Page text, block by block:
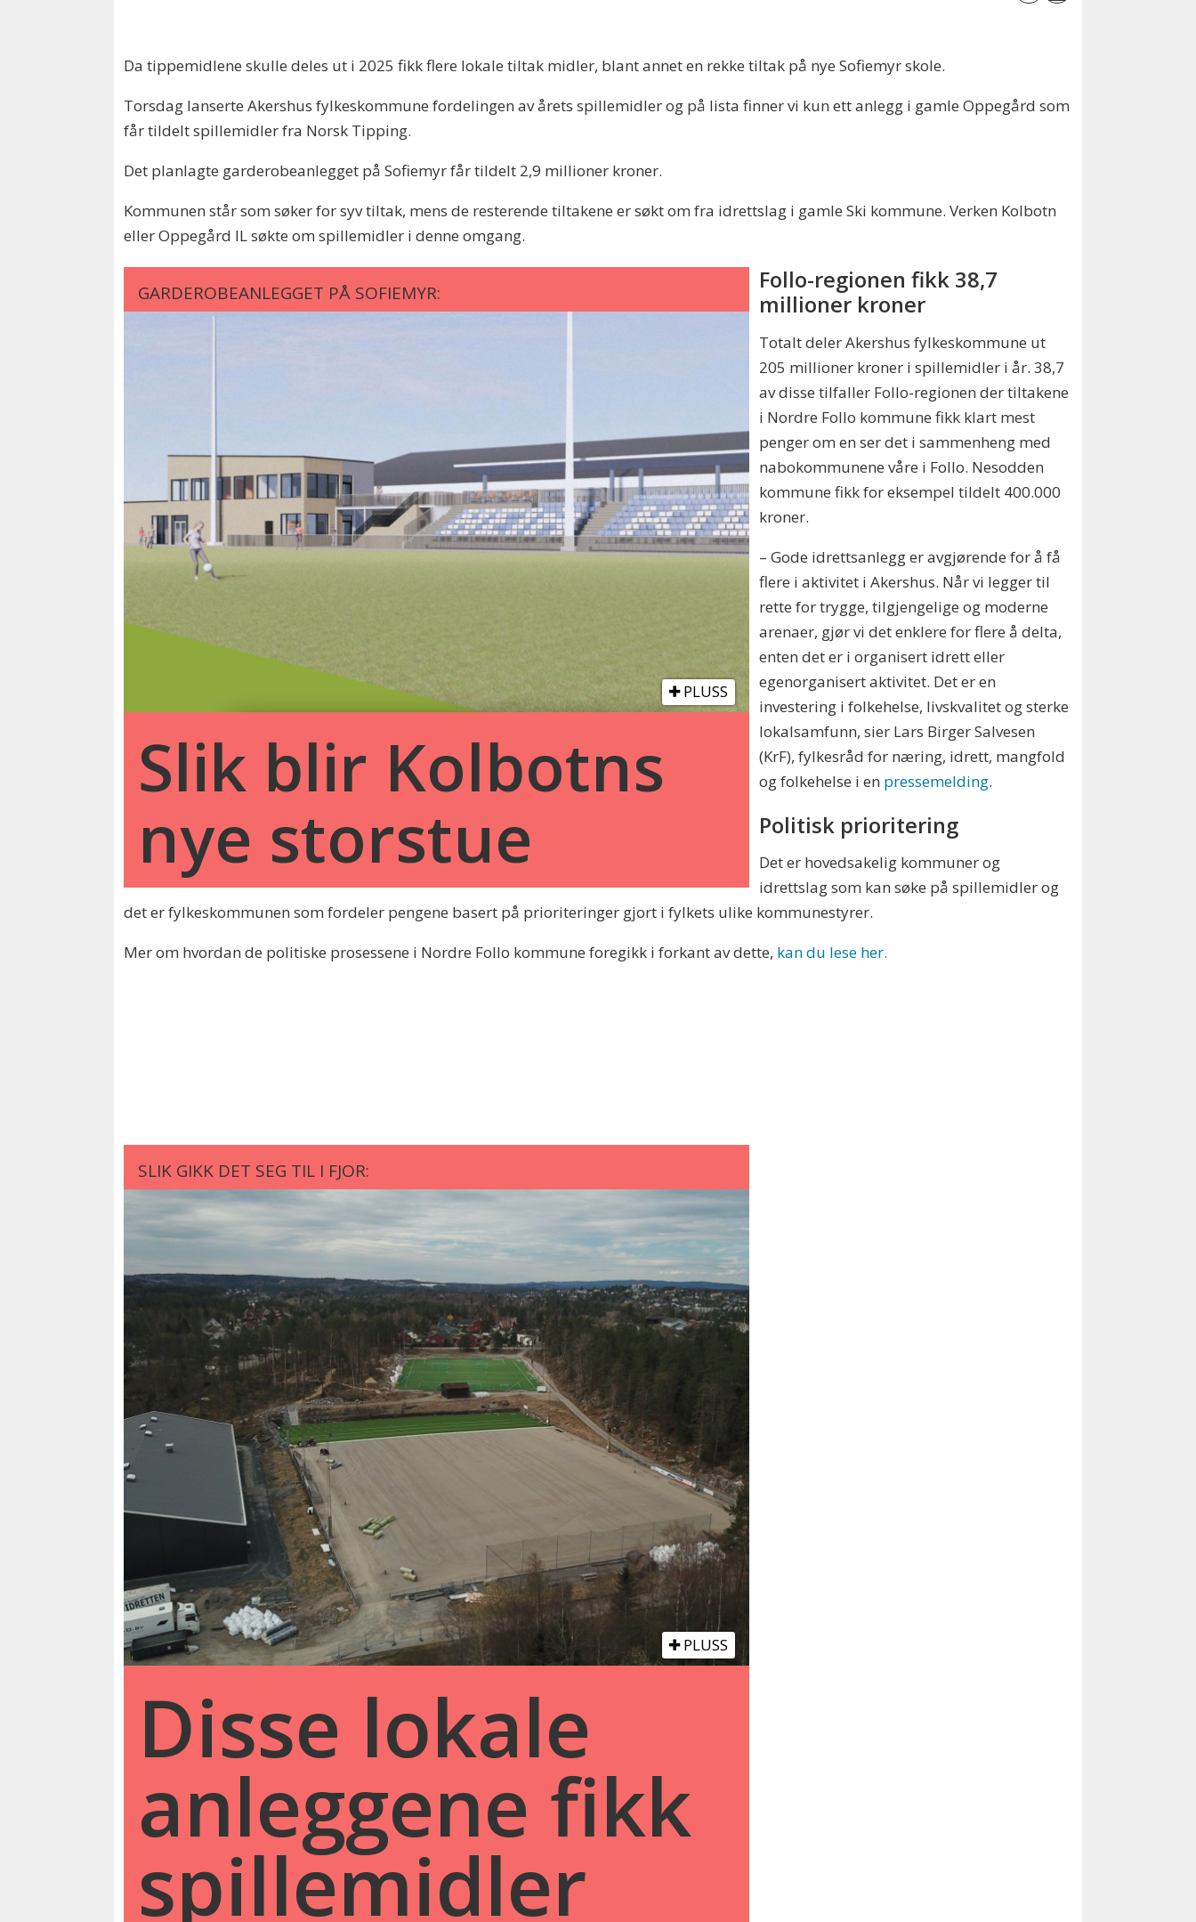
Da tippemidlene skulle deles ut i 2025 fikk flere lokale tiltak midler, blant annet en rekke tiltak på nye Sofiemyr skole.
Torsdag lanserte Akershus fylkeskommune fordelingen av årets spillemidler og på lista finner vi kun ett anlegg i gamle Oppegård som
får tildelt spillemidler fra Norsk Tipping.
Det planlagte garderobeanlegget på Sofiemyr får tildelt 2,9 millioner kroner.
Kommunen står som søker for syv tiltak, mens de resterende tiltakene er søkt om fra idrettslag i gamle Ski kommune. Verken Kolbotn
eller Oppegård IL søkte om spillemidler i denne omgang.
GARDEROBEANLEGGET PÅ SOFIEMYR:
PLUSS
Slik blir Kolbotns
nye storstue
Follo-regionen fikk 38,7
millioner kroner
Totalt deler Akershus fylkeskommune ut
205 millioner kroner i spillemidler i år. 38,7
av disse tilfaller Follo-regionen der tiltakene
i Nordre Follo kommune fikk klart mest
penger om en ser det i sammenheng med
nabokommunene våre i Follo. Nesodden
kommune fikk for eksempel tildelt 400.000
kroner.
– Gode idrettsanlegg er avgjørende for å få
flere i aktivitet i Akershus. Når vi legger til
rette for trygge, tilgjengelige og moderne
arenaer, gjør vi det enklere for flere å delta,
enten det er i organisert idrett eller
egenorganisert aktivitet. Det er en
investering i folkehelse, livskvalitet og sterke
lokalsamfunn, sier Lars Birger Salvesen
(KrF), fylkesråd for næring, idrett, mangfold
og folkehelse i en pressemelding.
Politisk prioritering
Det er hovedsakelig kommuner og
idrettslag som kan søke på spillemidler og
det er fylkeskommunen som fordeler pengene basert på prioriteringer gjort i fylkets ulike kommunestyrer.
Mer om hvordan de politiske prosessene i Nordre Follo kommune foregikk i forkant av dette, kan du lese her.
SLIK GIKK DET SEG TIL I FJOR:
PLUSS
Disse lokale
anleggene fikk
spillemidler